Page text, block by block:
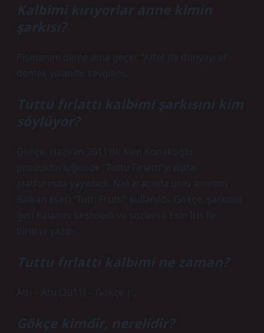
Kalbimi kırıyorlar anne kimin
şarkısı?
Pişmanım deme ama geçer. “Affet de dünyayı al”
demek yalandır sevgilim.
Tuttu fırlattı kalbimi şarkısını kim
söylüyor?
Gökçe, Haziran 2011’de Alen Konakoğlu
prodüktörlüğünde “Tuttu Fırlattı”yı dijital
platformda yayınladı. Nakaratında ünlü anonim
Balkan eseri “Tutti Frutti” kullanıldı. Gökçe, şarkının
geri kalanını besteledi ve sözlerini Esin İris ile
birlikte yazdı.
Tuttu fırlattı kalbimi ne zaman?
Attı – Attı (2011) – Gökçe | .
Gökçe kimdir, nerelidir?